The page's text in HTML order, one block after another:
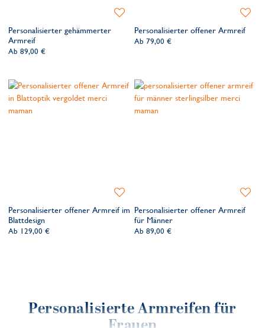
Personalisierter gehämmerter
Armreif
Ab 89,00 €
Zur
hinzufügenPersonalisierter offener Armreif
Ab 79,00 €
Zur
Personalisierter offener Armreif im
Blattdesign
Ab 129,00 €
Zur
hinzufügenPersonalisierter offener Armreif
für Männer
Ab 89,00 €
Zur
Personalisierte Armreifen für